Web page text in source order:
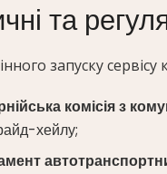
та
запуску
комісія з
хейлу;